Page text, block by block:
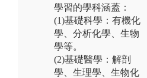
學習的學科涵蓋：
(1)基礎科學：有機化
學、分析化學、生物
學等。
(2)基礎醫學：解剖
學、生理學、生物化